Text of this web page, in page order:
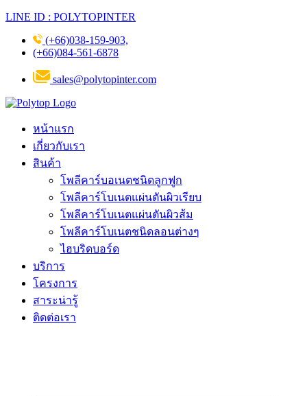
LINE ID : POLYTOPINTER
(+66)038-159-903,
(+66)084-561-6878
sales@polytopinter.com
หน้าแรก
เกี่ยวกับเรา
สินค้า
โพลีคาร์บอเนตชนิดลูกฟูก
โพลีคาร์โบเนตแผ่นตันผิวเรียบ
โพลีคาร์โบเนตแผ่นตันผิวส้ม
โพลีคาร์โบเนตชนิดลอนต่างๆ
ไฮบริดบอร์ด
บริการ
โครงการ
สาระน่ารู้
ติดต่อเรา